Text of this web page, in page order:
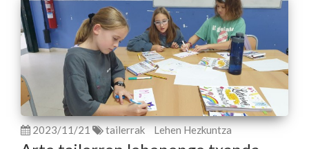
2023/11/21 tailerrak Lehen Hezkuntza